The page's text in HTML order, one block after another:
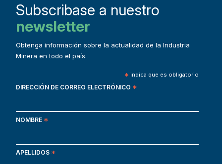
Subscribase a nuestro
newsletter
Obtenga información sobre la actualidad de la Industria
Minera en todo el país.
* indica que es obligatorio
DIRECCIÓN DE CORREO ELECTRÓNICO *
NOMBRE *
APELLIDOS *